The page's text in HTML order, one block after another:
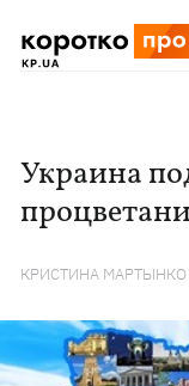
Украина
КРИСТИНА МАРТЫНКО